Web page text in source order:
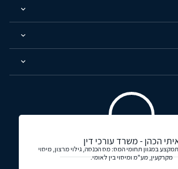
הכהן - משרד עורכי דין
במגוון תחומי המס: מס הכנסה, גילוי מרצון, מיסוי
מקרקעין, מע"מ ומיסוי בין לאומי.